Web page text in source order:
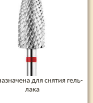
для снятия гель-
лака